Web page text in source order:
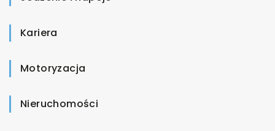
Kariera
Motoryzacja
Nieruchomości